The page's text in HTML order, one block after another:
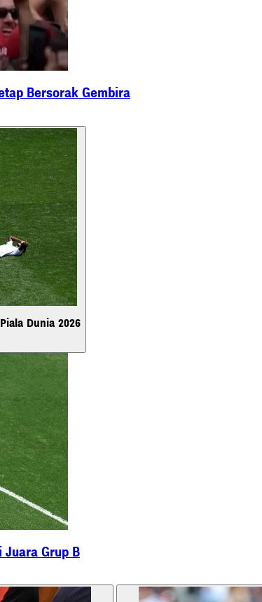
Bersorak Gembira
Dunia 2026
Juara Grup B